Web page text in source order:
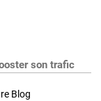
son trafic
Blog